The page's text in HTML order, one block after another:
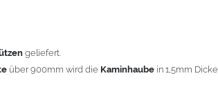
geliefert.
über 900mm wird die Kaminhaube in 1,5mm Dicke